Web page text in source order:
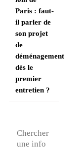
Paris : faut-
il parler de
son projet
de
déménagement
dès le
premier
entretien ?
Chercher
une info